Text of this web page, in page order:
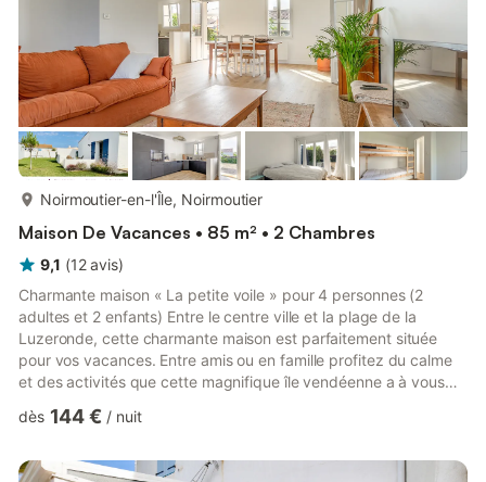
Noirmoutier-en-l'Île, Noirmoutier
Maison De Vacances • 85 m² • 2 Chambres
9,1 (12 avis)
Charmante maison « La petite voile » pour 4 personnes (2
adultes et 2 enfants) Entre le centre ville et la plage de la
Luzeronde, cette charmante maison est parfaitement située
pour vos vacances. Entre amis ou en famille profitez du calme
et des activités que cette magnifique île vendéenne a à vous
les marais qui se trouvent à proximité du bien. Les plages sont
Cette maison de 85 m² située à Noirmoutier-en-l´Ile possède 2
dès 144 € / nuit